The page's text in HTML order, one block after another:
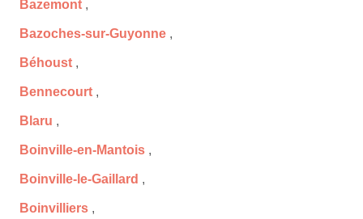
Bazemont ,
Bazoches-sur-Guyonne ,
Béhoust ,
Bennecourt ,
Blaru ,
Boinville-en-Mantois ,
Boinville-le-Gaillard ,
Boinvilliers ,